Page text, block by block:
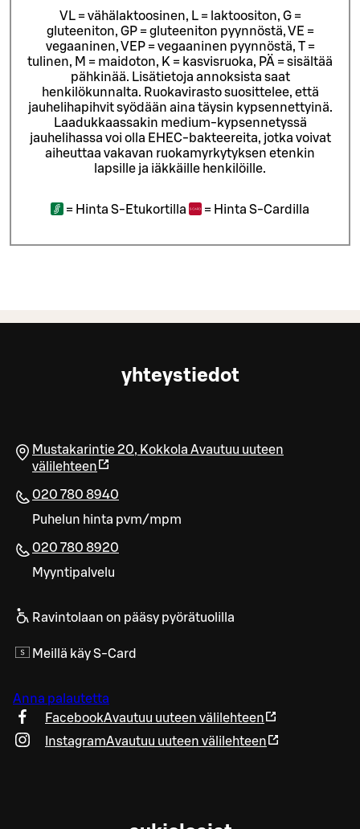
VL = vähälaktoosinen, L = laktoositon, G =
gluteeniton, GP = gluteeniton pyynnöstä, VE =
vegaaninen, VEP = vegaaninen pyynnöstä, T =
tulinen, M = maidoton, K = kasvisruoka, PÄ = sisältää
pähkinää. Lisätietoja annoksista saat
henkilökunnalta. Ruokavirasto suosittelee, että
jauhelihapihvit syödään aina täysin kypsennettyinä.
Laadukkaassakin medium-kypsennetyssä
jauhelihassa voi olla EHEC-bakteereita, jotka voivat
aiheuttaa vakavan ruokamyrkytyksen etenkin
lapsille ja iäkkäille henkilöille.
= Hinta S-Etukortilla = Hinta S-Cardilla
yhteystiedot
Mustakarintie 20, Kokkola Avautuu uuteen
välilehteen
020 780 8940
Puhelun hinta pvm/mpm
020 780 8920
Myyntipalvelu
Ravintolaan on pääsy pyörätuolilla
Meillä käy S-Card
Anna palautetta
FacebookAvautuu uuteen välilehteen
InstagramAvautuu uuteen välilehteen